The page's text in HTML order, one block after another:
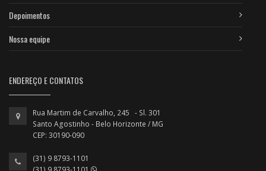
Depoimentos
Nossa equipe
ENDEREÇO E CONTATOS
Rua Martim de Carvalho, 245 - Sl. 301
Santo Agostinho - Belo Horizonte / MG
CEP: 30190-090
(31) 9 8793-1101